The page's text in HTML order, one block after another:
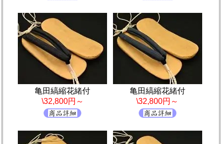
亀田縞縮花緒付
\32,800円～
亀田縞縮花緒付
\32,800円～